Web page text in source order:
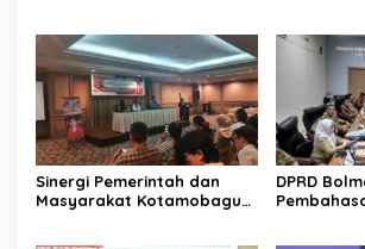
Sinergi Pemerintah dan
Masyarakat Kotamobagu
DPRD